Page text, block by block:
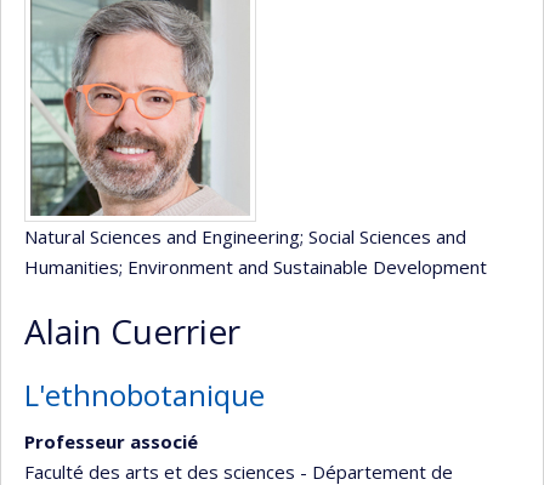
Natural Sciences and Engineering; Social Sciences and
Humanities; Environment and Sustainable Development
Alain Cuerrier
L'ethnobotanique
Professeur associé
Faculté des arts et des sciences - Département de